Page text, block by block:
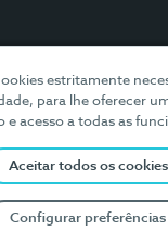
estritamente
para lhe oferecer
e acesso a todas as
Aceitar todos os cookies
Configurar preferências